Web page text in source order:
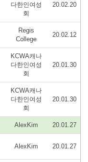
다한인여성
회
20.02.20
Regis
College
20.02.12
KCWA캐나
다한인여성
회
20.01.30
KCWA캐나
다한인여성
회
20.01.30
AlexKim 20.01.27
AlexKim 20.01.27